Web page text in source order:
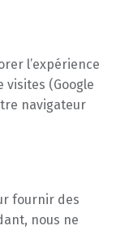
l’expérience
(Google
navigateur
fournir des
nous ne